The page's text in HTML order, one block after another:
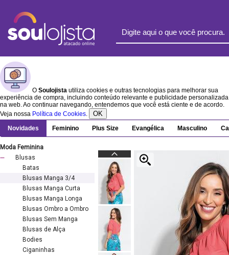
O Soulojista utiliza cookies e outras tecnologias para melhorar sua
experiência de compra, incluindo conteúdo relevante e publicidade personalizada
na web. Ao continuar navegando, entendemos que você está ciente e de acordo.
Veja nossa Política de Cookies. OK
Novidades Feminino Plus Size Evangélica Masculino
Moda Feminina
Blusas
Batas
Blusas Manga 3/4
Blusas Manga Curta
Blusas Manga Longa
Blusas Ombro a Ombro
Blusas Sem Manga
Blusas de Alça
Bodies
Ciganinhas